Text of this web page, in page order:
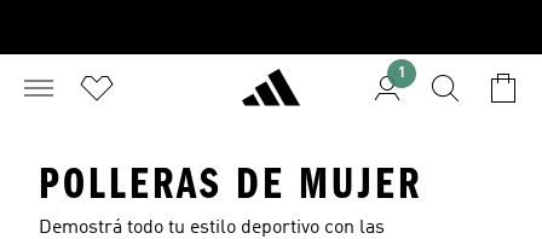
1
POLLERAS DE MUJER
Demostrá todo tu estilo deportivo con las